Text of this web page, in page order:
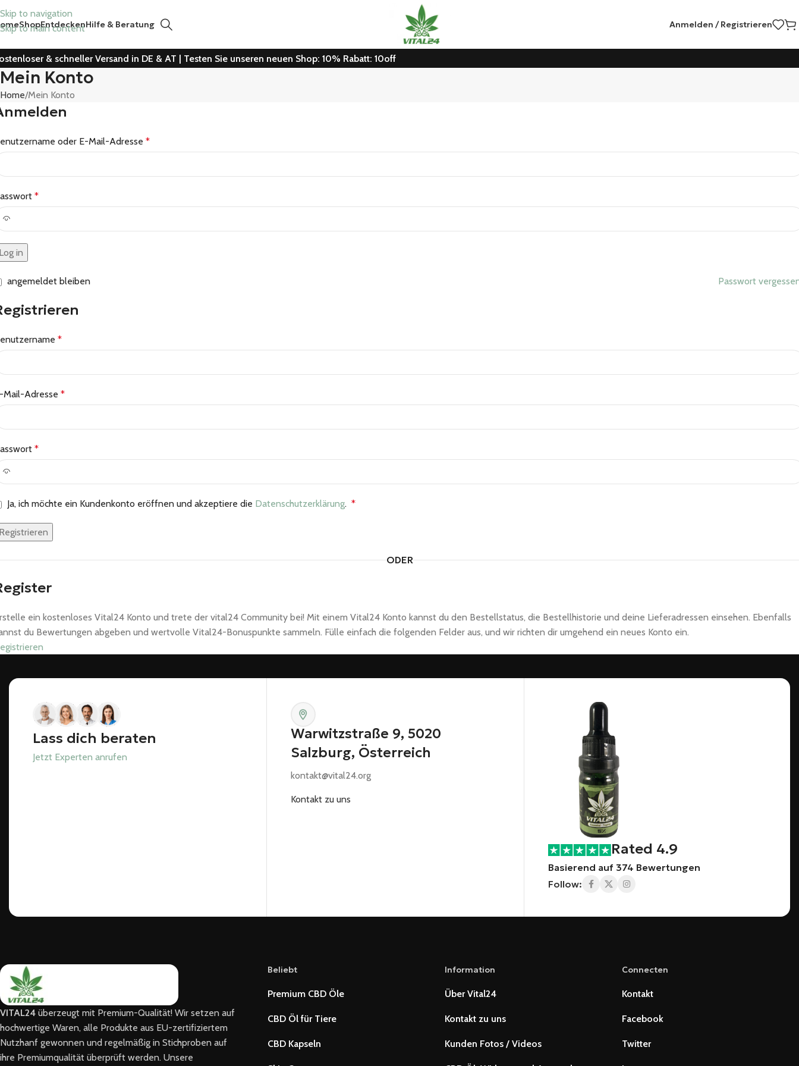
Skip to navigation
Skip to main content
ShopEntdeckenHilfe & Beratung Anmelden / Registrieren
& schneller Versand in DE & AT | Testen Sie unseren neuen Shop: 10% Rabatt: 10off
Mein Konto
Home Mein Konto
oder E-Mail-Adresse *
*
in
Passwort
angemeldet bleiben
*
Mail-Adresse *
*
Ja, ich möchte ein Kundenkonto eröffnen und akzeptiere die Datenschutzerklärung. *
ODER
ein kostenloses Vital24 Konto und trete der vital24 Community bei! Mit einem Vital24 Konto kannst du den Bestellstatus, die Bestellhistorie und deine Lieferadressen einsehen. Ebenfalls
du Bewertungen abgeben und wertvolle Vital24-Bonuspunkte sammeln. Fülle einfach die folgenden Felder aus, und wir richten dir umgehend ein neues Konto ein.
Lass dich beraten
Jetzt Experten anrufen
Warwitzstraße 9, 5020
Salzburg, Österreich
kontakt@vital24.org
Kontakt zu uns
Rated 4.9
Basierend auf 374 Bewertungen
Follow:
VITAL24 überzeugt mit Premium-Qualität! Wir setzen auf
hochwertige Waren, alle Produkte aus EU-zertifiziertem
Nutzhanf gewonnen und regelmäßig in Stichproben auf
ihre Premiumqualität überprüft werden. Unsere
Beliebt
Premium CBD Öle
CBD Öl für Tiere
CBD Kapseln
Information
Über Vital24
Kontakt zu uns
Kunden Fotos / Videos
Connecten
Kontakt
Facebook
Twitter